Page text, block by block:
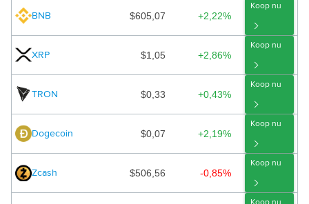
BNB $605,07 +2,22%
Koop nu
XRP $1,05 +2,86%
Koop nu
TRON $0,33 +0,43%
Koop nu
Dogecoin $0,07 +2,19%
Koop nu
Zcash $506,56 -0,85%
Koop nu